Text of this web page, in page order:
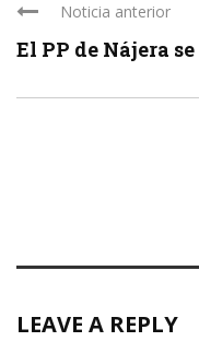
Noticia anterior
El PP de Nájera
LEAVE A REPLY